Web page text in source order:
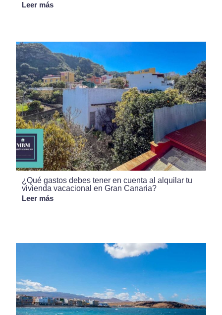
Leer más
¿Qué gastos debes tener en cuenta al alquilar tu
vivienda vacacional en Gran Canaria?
Leer más